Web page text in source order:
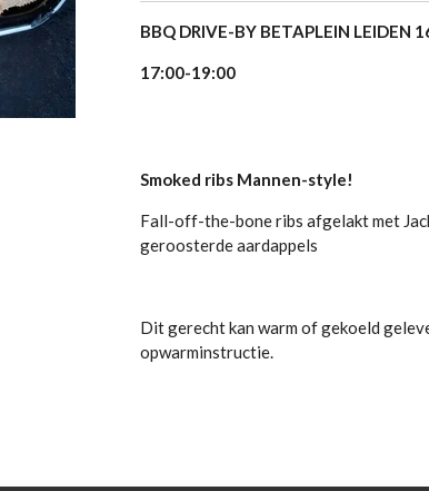
BBQ DRIVE-BY BETAPLEIN LEIDEN
17:00-19:00
Smoked ribs Mannen-style!
Fall-off-the-bone ribs afgelakt met
geroosterde aardappels
Dit gerecht kan warm of gekoeld
opwarminstructie.